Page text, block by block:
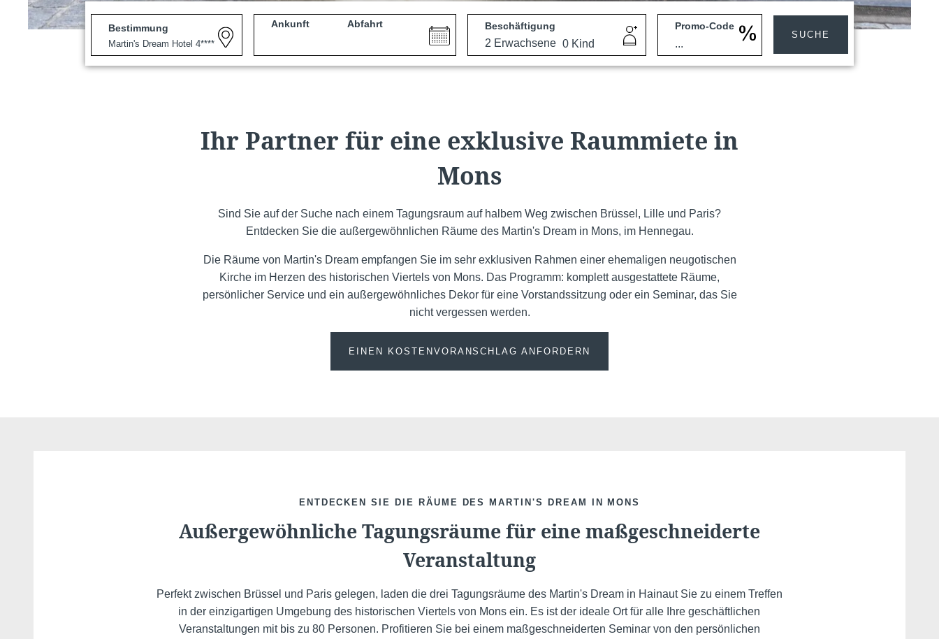
Bestimmung Ankunft Abfahrt Beschäftigung Promo-Code
SUCHE
Ihr Partner für eine exklusive Raummiete in
Mons
Sind Sie auf der Suche nach einem Tagungsraum auf halbem Weg zwischen Brüssel, Lille und Paris?
Entdecken Sie die außergewöhnlichen Räume des Martin's Dream in Mons, im Hennegau.
Die Räume von Martin's Dream empfangen Sie im sehr exklusiven Rahmen einer ehemaligen neugotischen
Kirche im Herzen des historischen Viertels von Mons. Das Programm: komplett ausgestattete Räume,
persönlicher Service und ein außergewöhnliches Dekor für eine Vorstandssitzung oder ein Seminar, das Sie
nicht vergessen werden.
EINEN KOSTENVORANSCHLAG ANFORDERN
ENTDECKEN SIE DIE RÄUME DES MARTIN'S DREAM IN MONS
Außergewöhnliche Tagungsräume für eine maßgeschneiderte
Veranstaltung
Perfekt zwischen Brüssel und Paris gelegen, laden die drei Tagungsräume des Martin's Dream in Hainaut Sie zu einem Treffen
in der einzigartigen Umgebung des historischen Viertels von Mons ein. Es ist der ideale Ort für alle Ihre geschäftlichen
Veranstaltungen mit bis zu 80 Personen. Profitieren Sie bei einem maßgeschneiderten Seminar von den persönlichen